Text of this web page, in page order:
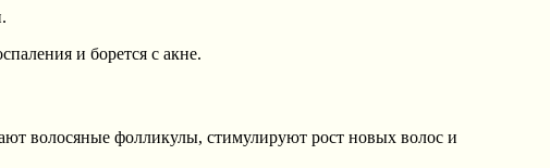
и борется с акне.
волосяные фолликулы, стимулируют рост новых волос и